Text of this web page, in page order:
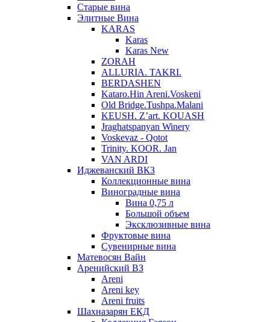
Старые вина
Элитные Вина
KARAS
Karas
Karas New
ZORAH
ALLURIA. TAKRI.
BERDASHEN
Kataro.Hin Areni.Voskeni
Old Bridge.Tushpa.Malani
KEUSH. Z’art. KOUASH
Jraghatspanyan Winery
Voskevaz - Qotot
Trinity. KOOR. Jan
VAN ARDI
Иджеванский ВКЗ
Коллекционные вина
Виноградные вина
Вина 0,75 л
Большой объем
Эксклюзивные вина
Фруктовые вина
Cувенирные вина
Матевосян Вайн
Аренийский ВЗ
Areni
Areni key
Areni fruits
Шахназарян ЕКД